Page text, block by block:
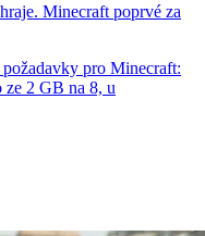
Minecraft poprvé za
pro Minecraft:
2 GB na 8, u